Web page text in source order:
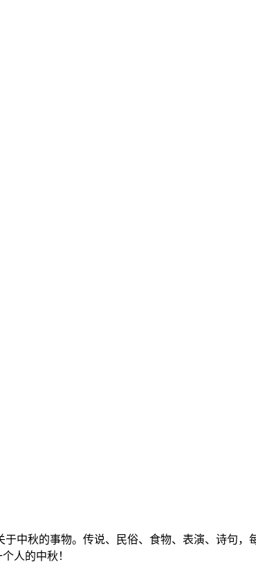
秋的事物。传说、民俗、食物、表演、诗句，
人的中秋！